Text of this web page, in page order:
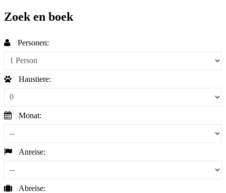
Zoek en boek
Personen:
Haustiere:
Monat:
Anreise:
Abreise: